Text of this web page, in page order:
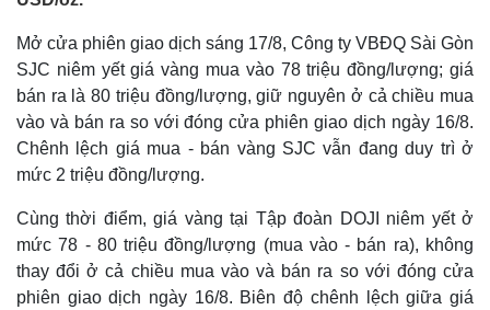
Mở cửa phiên giao dịch sáng 17/8, Công ty VBĐQ Sài Gòn
SJC niêm yết giá vàng mua vào 78 triệu đồng/lượng; giá
bán ra là 80 triệu đồng/lượng, giữ nguyên ở cả chiều mua
vào và bán ra so với đóng cửa phiên giao dịch ngày 16/8.
Chênh lệch giá mua - bán vàng SJC vẫn đang duy trì ở
mức 2 triệu đồng/lượng.
Cùng thời điểm, giá vàng tại Tập đoàn DOJI niêm yết ở
mức 78 - 80 triệu đồng/lượng (mua vào - bán ra), không
thay đổi ở cả chiều mua vào và bán ra so với đóng cửa
phiên giao dịch ngày 16/8. Biên độ chênh lệch giữa giá